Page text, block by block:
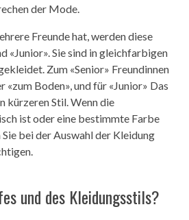
der Mode.
Freunde hat, werden diese
«Junior». Sie sind in gleichfarbigen
Zum «Senior» Freundinnen
Boden», und für «Junior» Das
kürzeren Stil. Wenn die
ist oder eine bestimmte Farbe
bei der Auswahl der Kleidung
und des Kleidungsstils?